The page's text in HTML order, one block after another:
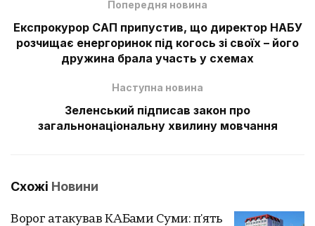
Попередня новина
Експрокурор САП припустив, що директор НАБУ
розчищає енергоринок під когось зі своїх – його
дружина брала участь у схемах
Наступна новина
Зеленський підписав закон про
загальнонаціональну хвилину мовчання
Схожі Новини
Ворог атакував КАБами Суми: п'ять